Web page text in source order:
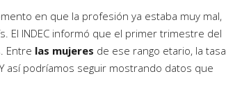
en que la profesión ya estaba muy mal,
El INDEC informó que el primer trimestre del
Entre las mujeres de ese rango etario, la tasa
así podríamos seguir mostrando datos que